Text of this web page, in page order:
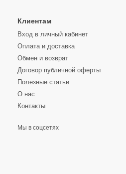
Клиентам
Вход в личный кабинет
Оплата и доставка
Обмен и возврат
Договор публичной оферты
Полезные статьи
О нас
Контакты
Мы в соцсетях